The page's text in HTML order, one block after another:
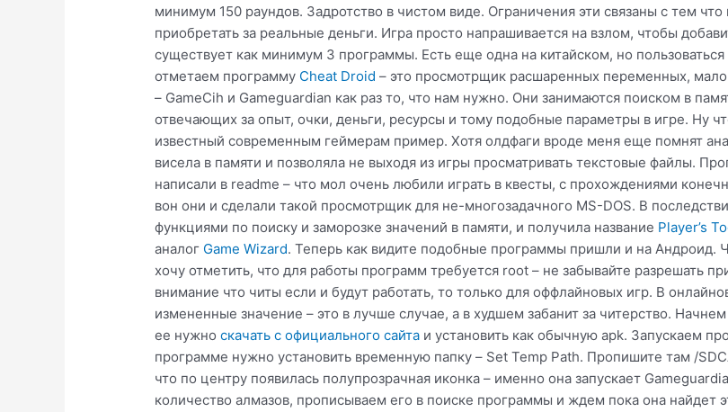
минимум 150 раундов. Задротство в чистом виде. Ограничения эти связаны с тем
приобретать за реальные деньги. Игра просто напрашивается на взлом, чтобы
существует как минимум 3 программы. Есть еще одна на китайском, но
отметаем программу Cheat Droid – это просмотрщик расшаренных переменных,
– GameCih и Gameguardian как раз то, что нам нужно. Они занимаются поиском в
отвечающих за опыт, очки, деньги, ресурсы и тому подобные параметры в игре. Ну
известный современным геймерам пример. Хотя олдфаги вроде меня еще помнят
висела в памяти и позволяла не выходя из игры просматривать текстовые файлы.
написали в readme – что мол очень любили играть в квесты, с прохождениями
вон они и сделали такой просмотрщик для не-многозадачного MS-DOS. В
функциями по поиску и заморозке значений в памяти, и получила название Player’s
аналог Game Wizard. Теперь как видите подобные программы пришли и на Андроид.
хочу отметить, что для работы программ требуется root – не забывайте разрешать
внимание что читы если и будут работать, то только для оффлайновых игр. В
измененные значение – это в лучше случае, а в худшем забанит за читерство.
ее нужноскачать с официального сайта и установить как обычную apk. Запускаем
программе нужно установить временную папку – Set Temp Path. Пропишите там /
что по центру появилась полупрозрачная иконка – именно она запускает
количество алмазов, прописываем его в поиске программы и ждем пока она найдет